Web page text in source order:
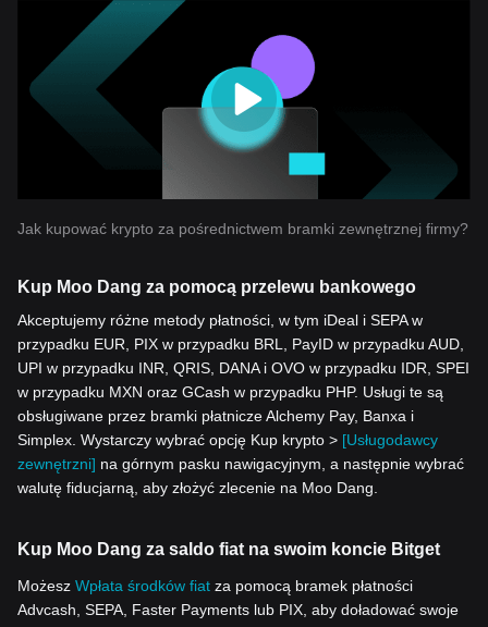
Jak kupować krypto za pośrednictwem bramki zewnętrznej firmy?
Kup Moo Dang za pomocą przelewu bankowego
Akceptujemy różne metody płatności, w tym iDeal i SEPA w
przypadku EUR, PIX w przypadku BRL, PayID w przypadku AUD,
UPI w przypadku INR, QRIS, DANA i OVO w przypadku IDR, SPEI
w przypadku MXN oraz GCash w przypadku PHP. Usługi te są
obsługiwane przez bramki płatnicze Alchemy Pay, Banxa i
Simplex. Wystarczy wybrać opcję Kup krypto > [Usługodawcy
zewnętrzni] na górnym pasku nawigacyjnym, a następnie wybrać
walutę fiducjarną, aby złożyć zlecenie na Moo Dang.
Kup Moo Dang za saldo fiat na swoim koncie Bitget
Możesz Wpłata środków fiat za pomocą bramek płatności
Advcash, SEPA, Faster Payments lub PIX, aby doładować swoje